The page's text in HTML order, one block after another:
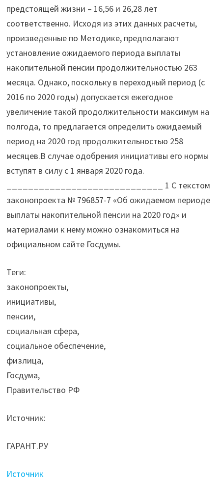
предстоящей жизни – 16,56 и 26,28 лет
соответственно. Исходя из этих данных расчеты,
произведенные по Методике, предполагают
установление ожидаемого периода выплаты
накопительной пенсии продолжительностью 263
месяца. Однако, поскольку в переходный период (с
2016 по 2020 годы) допускается ежегодное
увеличение такой продолжительности максимум на
полгода, то предлагается определить ожидаемый
период на 2020 год продолжительностью 258
месяцев.В случае одобрения инициативы его нормы
вступят в силу с 1 января 2020 года.
_____________________________ 1 С текстом
законопроекта № 796857-7 «Об ожидаемом периоде
выплаты накопительной пенсии на 2020 год» и
материалами к нему можно ознакомиться на
официальном сайте Госдумы.
Теги:
законопроекты,
инициативы,
пенсии,
социальная сфера,
социальное обеспечение,
физлица,
Госдума,
Правительство РФ
Источник:
ГАРАНТ.РУ
Источник